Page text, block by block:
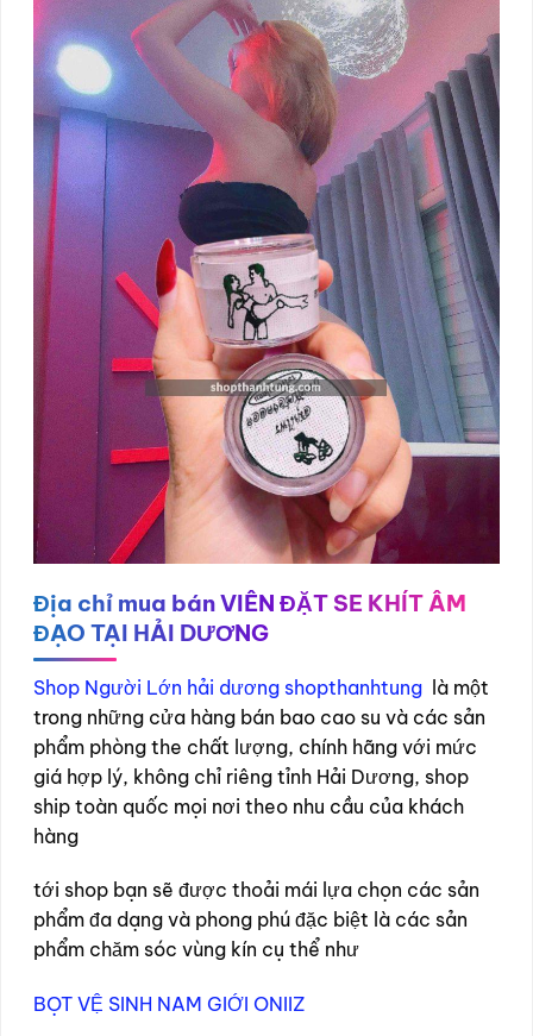
Địa chỉ mua bán VIÊN ĐẶT SE KHÍT ÂM
ĐẠO TẠI HẢI DƯƠNG
Shop Người Lớn hải dương shopthanhtung là một
trong những cửa hàng bán bao cao su và các sản
phẩm phòng the chất lượng, chính hãng với mức
giá hợp lý, không chỉ riêng tỉnh Hải Dương, shop
ship toàn quốc mọi nơi theo nhu cầu của khách
hàng
tới shop bạn sẽ được thoải mái lựa chọn các sản
phẩm đa dạng và phong phú đặc biệt là các sản
phẩm chăm sóc vùng kín cụ thể như
BỌT VỆ SINH NAM GIỚI ONIIZ